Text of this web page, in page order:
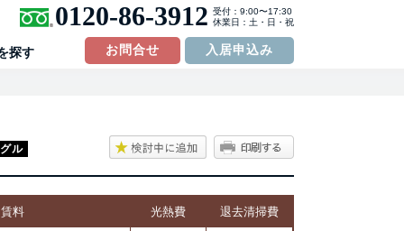
0120-86-3912 受付：9:00〜17:30
休業日：土・日・祝
探す お問合せ 入居申込み
ル
賃料 光熱費 退去清掃費